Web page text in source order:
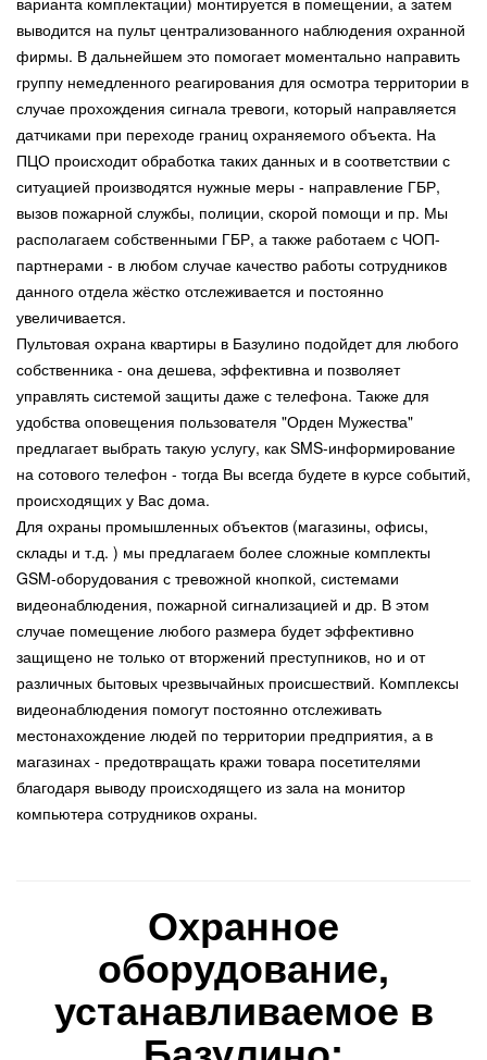
выводится на пульт централизованного наблюдения охранной
фирмы. В дальнейшем это помогает моментально направить
группу немедленного реагирования для осмотра территории в
случае прохождения сигнала тревоги, который направляется
датчиками при переходе границ охраняемого объекта. На
ПЦО происходит обработка таких данных и в соответствии с
ситуацией производятся нужные меры - направление ГБР,
вызов пожарной службы, полиции, скорой помощи и пр. Мы
располагаем собственными ГБР, а также работаем с ЧОП-
партнерами - в любом случае качество работы сотрудников
данного отдела жёстко отслеживается и постоянно
увеличивается.
Пультовая охрана квартиры в Базулино подойдет для любого
собственника - она дешева, эффективна и позволяет
управлять системой защиты даже с телефона. Также для
удобства оповещения пользователя "Орден Мужества"
предлагает выбрать такую услугу, как SMS-информирование
на сотового телефон - тогда Вы всегда будете в курсе событий,
происходящих у Вас дома.
Для охраны промышленных объектов (магазины, офисы,
склады и т.д. ) мы предлагаем более сложные комплекты
GSM-оборудования с тревожной кнопкой, системами
видеонаблюдения, пожарной сигнализацией и др. В этом
случае помещение любого размера будет эффективно
защищено не только от вторжений преступников, но и от
различных бытовых чрезвычайных происшествий. Комплексы
видеонаблюдения помогут постоянно отслеживать
местонахождение людей по территории предприятия, а в
магазинах - предотвращать кражи товара посетителями
благодаря выводу происходящего из зала на монитор
компьютера сотрудников охраны.
Охранное
оборудование,
устанавливаемое в